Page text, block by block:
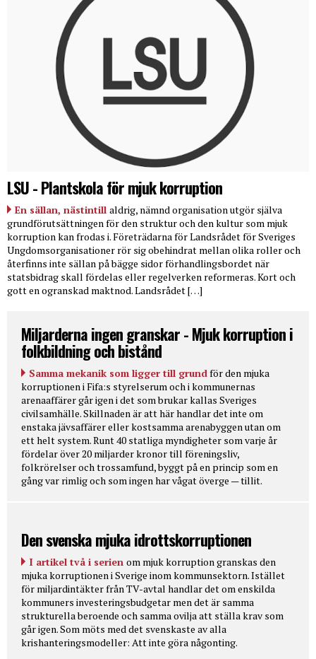
LSU - Plantskola för mjuk korruption
En sällan, nästintill aldrig, nämnd organisation utgör själva
grundförutsättningen för den struktur och den kultur som mjuk
korruption kan frodas i. Företrädarna för Landsrådet för Sveriges
Ungdomsorganisationer rör sig obehindrat mellan olika roller och
återfinns inte sällan på bägge sidor förhandlingsbordet när
statsbidrag skall fördelas eller regelverken reformeras. Kort och
gott en ogranskad maktnod. Landsrådet […]
Miljarderna ingen granskar - Mjuk korruption i
folkbildning och bistånd
Samma mekanik som ligger till grundför den mjuka
korruptionen i Fifa:s styrelserum och i kommunernas
arenaaffärer går igen i det som brukar kallas Sveriges
civilsamhälle. Skillnaden är att här handlar det inte om
enstaka jävsaffärer eller kostsamma arenabyggen utan om
ett helt system. Runt 40 statliga myndigheter som varje år
fördelar över 20 miljarder kronor till föreningsliv,
folkrörelser och trossamfund, byggt på en princip som en
gång var rimlig och som ingen har vågat överge — tillit.
Den svenska mjuka idrottskorruptionen
I artikel två i serien om mjuk korruption granskas den
mjuka korruptionen i Sverige inom kommunsektorn. Istället
för miljardintäkter från TV-avtal handlar det om enskilda
kommuners investeringsbudgetar men det är samma
strukturella beroende och samma ovilja att ställa krav som
går igen. Som möts med det svenskaste av alla
krishanteringsmodeller: Att inte göra någonting.